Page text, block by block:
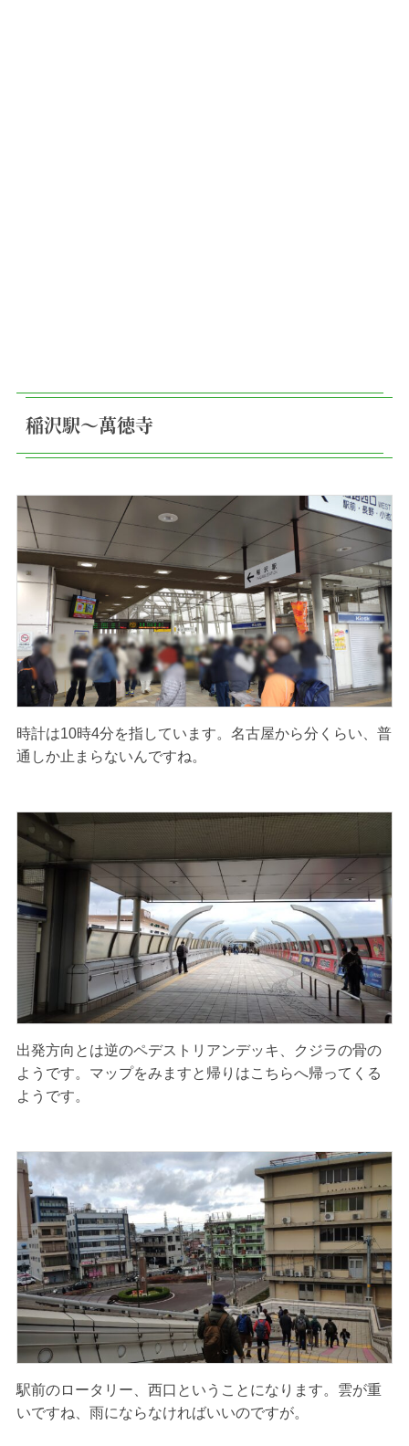
稲沢駅〜萬徳寺
時計は10時4分を指しています。名古屋から分くらい、普
通しか止まらないんですね。
出発方向とは逆のペデストリアンデッキ、クジラの骨の
ようです。マップをみますと帰りはこちらへ帰ってくる
ようです。
駅前のロータリー、西口ということになります。雲が重
いですね、雨にならなければいいのですが。